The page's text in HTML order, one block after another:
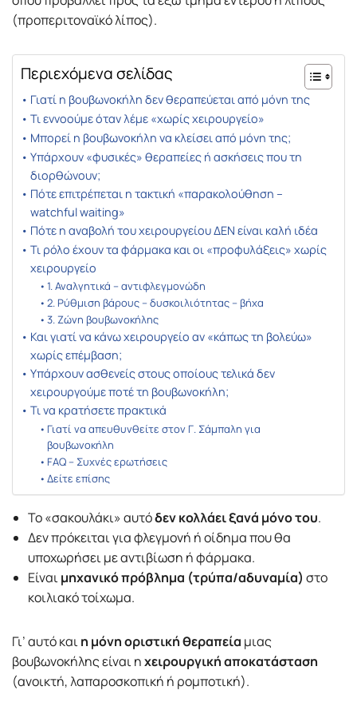
(προπεριτοναϊκό λίπος).
Περιεχόμενα σελίδας
Γιατί η βουβωνοκήλη δεν θεραπεύεται από μόνη της
Τι εννοούμε όταν λέμε «χωρίς χειρουργείο»
Μπορεί η βουβωνοκήλη να κλείσει από μόνη της;
Υπάρχουν «φυσικές» θεραπείες ή ασκήσεις που τη
διορθώνουν;
Πότε επιτρέπεται η τακτική «παρακολούθηση –
watchful waiting»
Πότε η αναβολή του χειρουργείου ΔΕΝ είναι καλή ιδέα
Τι ρόλο έχουν τα φάρμακα και οι «προφυλάξεις» χωρίς
χειρουργείο
1. Αναλγητικά – αντιφλεγμονώδη
2. Ρύθμιση βάρους – δυσκοιλιότητας – βήχα
3. Ζώνη βουβωνοκήλης
Και γιατί να κάνω χειρουργείο αν «κάπως τη βολεύω»
χωρίς επέμβαση;
Υπάρχουν ασθενείς στους οποίους τελικά δεν
χειρουργούμε ποτέ τη βουβωνοκήλη;
Τι να κρατήσετε πρακτικά
Γιατί να απευθυνθείτε στον Γ. Σάμπαλη για
βουβωνοκήλη
FAQ – Συχνές ερωτήσεις
Δείτε επίσης
Το «σακουλάκι» αυτόδεν κολλάει ξανά μόνο του.
Δεν πρόκειται για φλεγμονή ή οίδημα που θα
υποχωρήσει με αντιβίωση ή φάρμακα.
Είναιμηχανικό πρόβλημα (τρύπα/αδυναμία) στο
κοιλιακό τοίχωμα.
Γι’ αυτό καιη μόνη οριστική θεραπεία μιας
βουβωνοκήλης είναι ηχειρουργική αποκατάσταση
(ανοικτή, λαπαροσκοπική ή ρομποτική).